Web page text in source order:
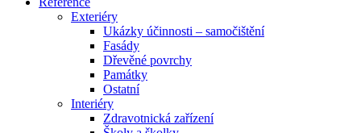
Exteriéry
Ukázky účinnosti – samočištění
Fasády
Dřevěné povrchy
Památky
Ostatní
Interiéry
Zdravotnická zařízení